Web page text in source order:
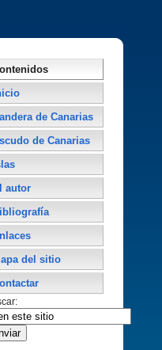
de Canarias
de Canarias
autor
del sitio